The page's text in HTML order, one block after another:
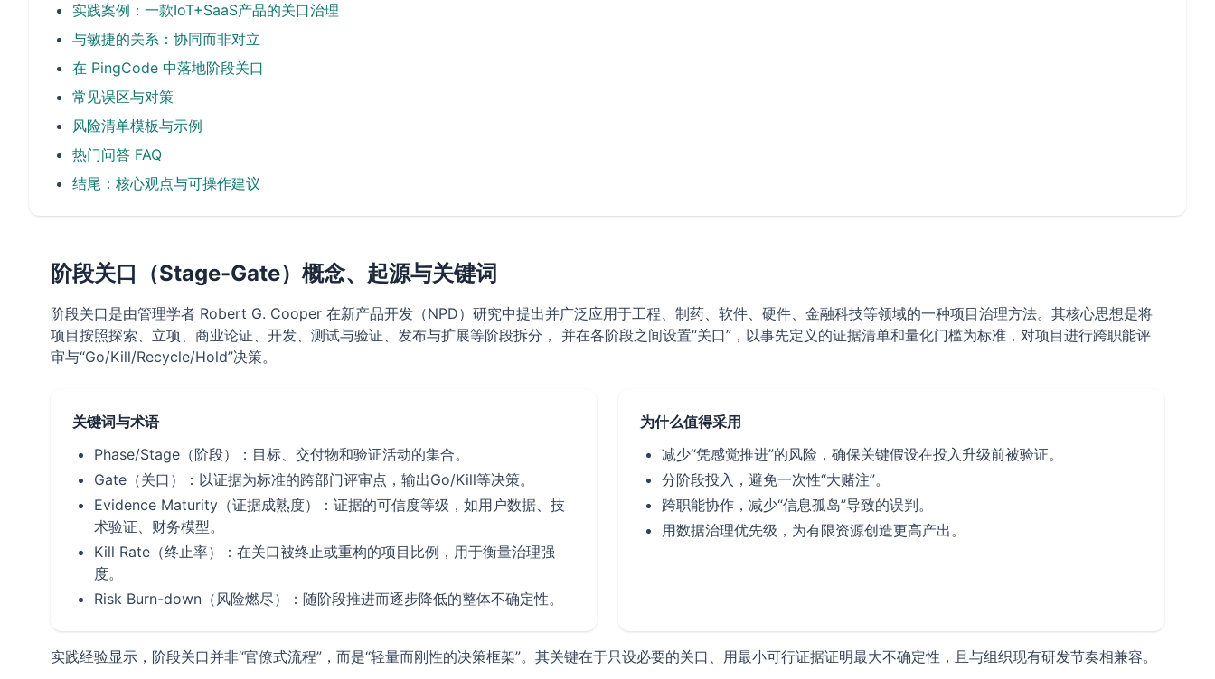
实践案例：一款IoT+SaaS产品的关口治理
与敏捷的关系：协同而非对立
在 PingCode 中落地阶段关口
常见误区与对策
风险清单模板与示例
热门问答 FAQ
结尾：核心观点与可操作建议
阶段关口（Stage-Gate）概念、起源与关键词
阶段关口是由管理学者 Robert G. Cooper 在新产品开发（NPD）研究中提出并广泛应用于工程、制药、软件、硬件、金融科技等领域的一种项目治理方法。其核心思想是将
项目按照探索、立项、商业论证、开发、测试与验证、发布与扩展等阶段拆分， 并在各阶段之间设置“关口”，以事先定义的证据清单和量化门槛为标准，对项目进行跨职能评
审与“Go/Kill/Recycle/Hold”决策。
关键词与术语
Phase/Stage（阶段）：目标、交付物和验证活动的集合。
Gate（关口）：以证据为标准的跨部门评审点，输出Go/Kill等决策。
Evidence Maturity（证据成熟度）：证据的可信度等级，如用户数据、技
术验证、财务模型。
Kill Rate（终止率）：在关口被终止或重构的项目比例，用于衡量治理强
度。
Risk Burn-down（风险燃尽）：随阶段推进而逐步降低的整体不确定性。
为什么值得采用
减少“凭感觉推进”的风险，确保关键假设在投入升级前被验证。
分阶段投入，避免一次性“大赌注”。
跨职能协作，减少“信息孤岛”导致的误判。
用数据治理优先级，为有限资源创造更高产出。
实践经验显示，阶段关口并非“官僚式流程”，而是“轻量而刚性的决策框架”。其关键在于只设必要的关口、用最小可行证据证明最大不确定性，且与组织现有研发节奏相兼容。